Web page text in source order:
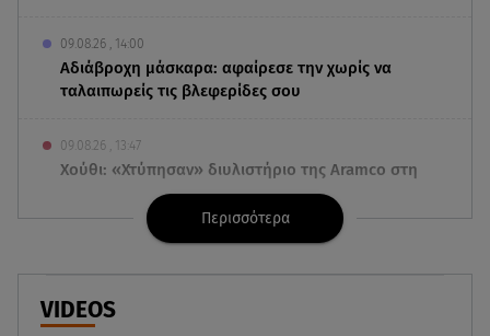
09.08.26 , 14:00
Αδιάβροχη μάσκαρα: αφαίρεσε την χωρίς να
ταλαιπωρείς τις βλεφερίδες σου
09.08.26 , 13:47
Χούθι: «Χτύπησαν» διυλιστήριο της Aramco στη
Σαουδική Αραβία
Μήλος: Ελικόπτερο προσγειώθηκε στο
Περισσότερα
VIDEOS